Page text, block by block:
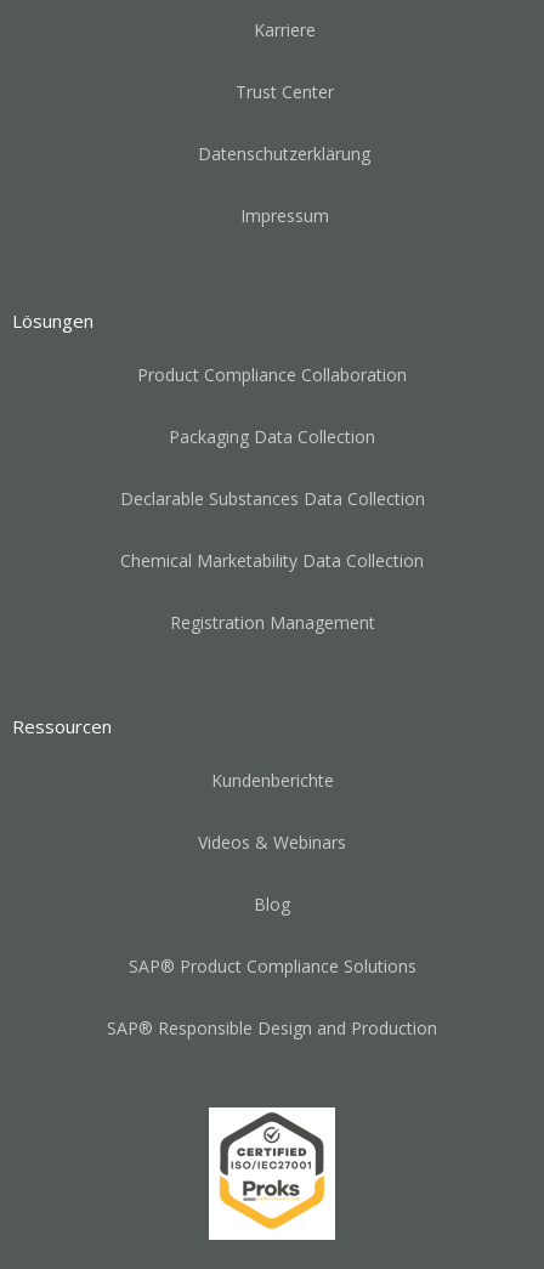
Karriere
Trust Center
Datenschutzerklärung
Impressum
Lösungen
Product Compliance Collaboration
Packaging Data Collection
Declarable Substances Data Collection
Chemical Marketability Data Collection
Registration Management
Ressourcen
Kundenberichte
Videos & Webinars
Blog
SAP® Product Compliance Solutions
SAP® Responsible Design and Production